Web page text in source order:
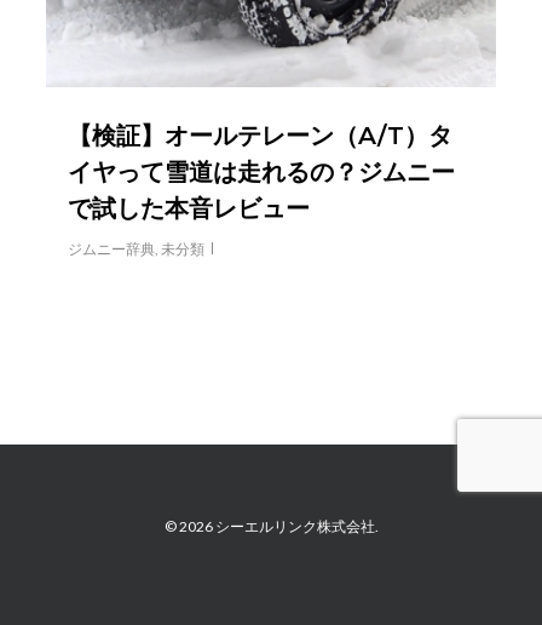
【検証】オールテレーン（A/T）タ
イヤって雪道は走れるの？ジムニー
で試した本音レビュー
ジムニー辞典,未分類
© 2026 シーエルリンク株式会社.